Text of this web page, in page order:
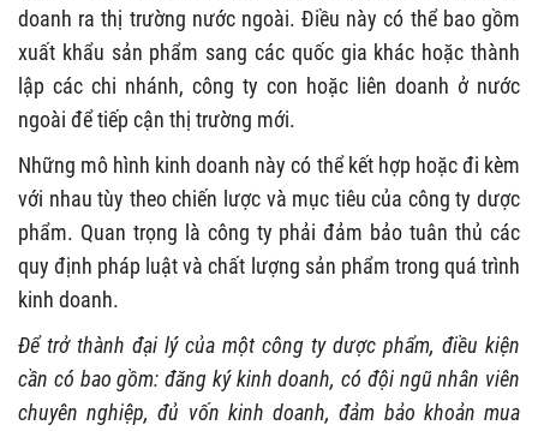
doanh ra thị trường nước ngoài. Điều này có thể bao gồm
xuất khẩu sản phẩm sang các quốc gia khác hoặc thành
lập các chi nhánh, công ty con hoặc liên doanh ở nước
ngoài để tiếp cận thị trường mới.
Những mô hình kinh doanh này có thể kết hợp hoặc đi kèm
với nhau tùy theo chiến lược và mục tiêu của công ty dược
phẩm. Quan trọng là công ty phải đảm bảo tuân thủ các
quy định pháp luật và chất lượng sản phẩm trong quá trình
kinh doanh.
Để trở thành đại lý của một công ty dược phẩm, điều kiện
cần có bao gồm: đăng ký kinh doanh, có đội ngũ nhân viên
chuyên nghiệp, đủ vốn kinh doanh, đảm bảo khoản mua